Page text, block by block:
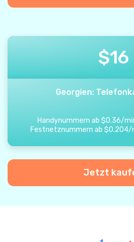
$16
Georgien:
Handynummern ab $0.36/
Festnetznummern ab $0.204/
Jetzt